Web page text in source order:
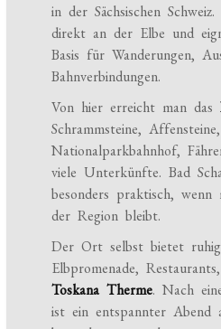
in der Sächsischen
direkt an der Elbe und
Basis für Wanderungen,
Bahnverbindungen.
Von hier erreicht man das
Schrammsteine,
Nationalparkbahnhof,
viele Unterkünfte. Bad
besonders praktisch,
der Region bleibt.
Der Ort selbst bietet
Elbpromenade,
Toskana Therme. Nach
ist ein entspannter Abend